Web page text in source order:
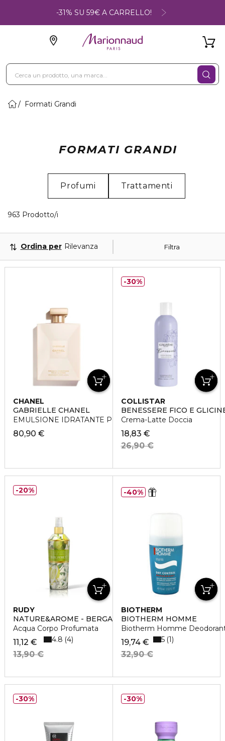
-31% SU 59€ A CARRELLO!
Formati Grandi
FORMATI GRANDI
Profumi Trattamenti
963 Prodotto/i
Filtra
Ordina per Rilevanza
CHANEL
GABRIELLE CHANEL
EMULSIONE IDRATANTE PER IL CORPO
80,90 €
COLLISTAR
BENESSERE FICO E
Crema-Latte Doccia
18,83 €
26,90 €
30%
RUDY
NATURE&AROME - BERGAMOTTO
Acqua Corpo Profumata
11,12 €
13,90 €
4.8 4
20%
BIOTHERM
BIOTHERM HOMME
Biotherm Homme
19,74 €
32,90 €
5 1
40%
30% 30%